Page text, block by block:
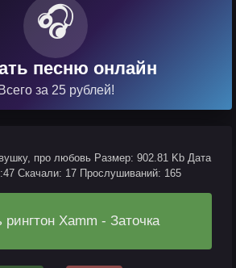
🎧
песню онлайн
Всего за 25 рублей!
про любовь Размер: 902.81 Kb Дата
Скачали: 17 Прослушиваний: 165
рингтон Xamm - Заточка